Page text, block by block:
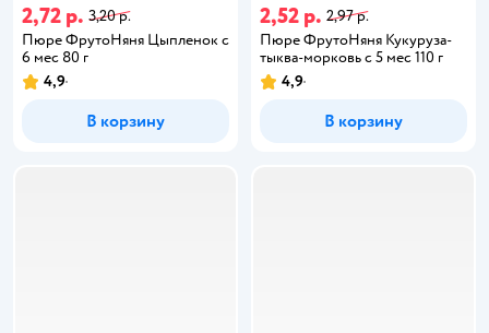
2,72 р. 3,20 р.
Пюре ФрутоНяня Цыпленок с
6 мес 80 г
4,9
В корзину
2,52 р. 2,97 р.
Пюре ФрутоНяня Кукуруза-
тыква-морковь с 5 мес 110 г
4,9
В корзину